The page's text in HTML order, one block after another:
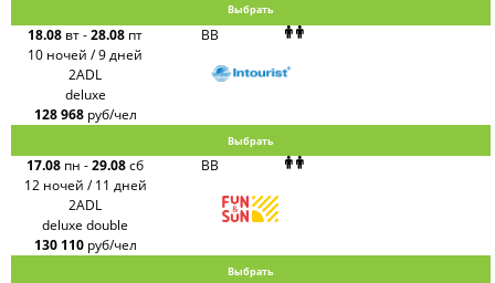
Выбрать
18.08 вт-28.08 пт
10 ночей / 9 дней
BB
2ADL
deluxe
128 968 руб/чел
Выбрать
17.08 пн -29.08сб
12 ночей / 11 дней
BB
2ADL
deluxe double
130 110 руб/чел
Выбрать